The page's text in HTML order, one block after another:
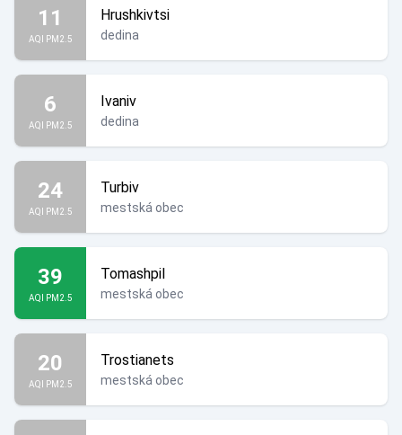
11
AQI PM2.5
Hrushkivtsi
dedina
6
AQI PM2.5
Ivaniv
dedina
24
AQI PM2.5
Turbiv
mestská obec
39
AQI PM2.5
Tomashpil
mestská obec
20
AQI PM2.5
Trostianets
mestská obec